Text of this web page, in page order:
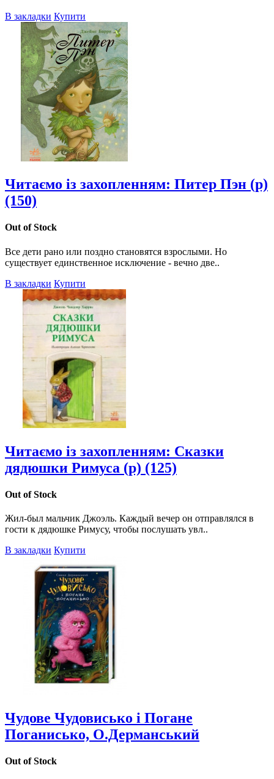
В закладки Купити
Читаємо із захопленням: Питер Пэн (р)
(150)
Out of Stock
Все дети рано или поздно становятся взрослыми. Но
существует единственное исключение - вечно две..
В закладки Купити
Читаємо із захопленням: Сказки
дядюшки Римуса (р) (125)
Out of Stock
Жил-был мальчик Джоэль. Каждый вечер он отправлялся в
гости к дядюшке Римусу, чтобы послушать увл..
В закладки Купити
Чудове Чудовисько і Погане
Поганисько, О.Дерманський
Out of Stock